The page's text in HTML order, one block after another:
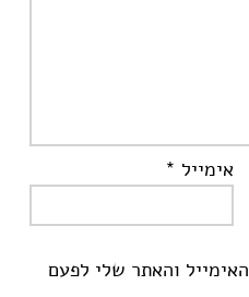
אימייל *
והאתר שלי לפעם